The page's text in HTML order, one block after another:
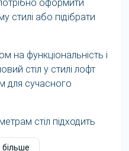
оформити
стилі або підібрати
на функціональність і
стіл у стилі лофт
для сучасного
стіл підходить
Він допомагає
більше